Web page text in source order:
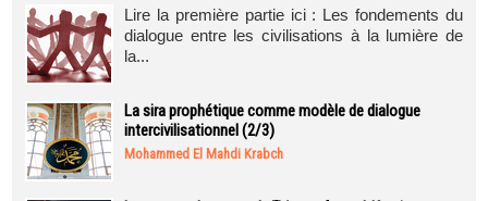
Lire la première partie ici : Les fondements du
dialogue entre les civilisations à la lumière de
la...
La sira prophétique comme modèle de dialogue
intercivilisationnel (2/3)
Mohammed El Mahdi Krabch